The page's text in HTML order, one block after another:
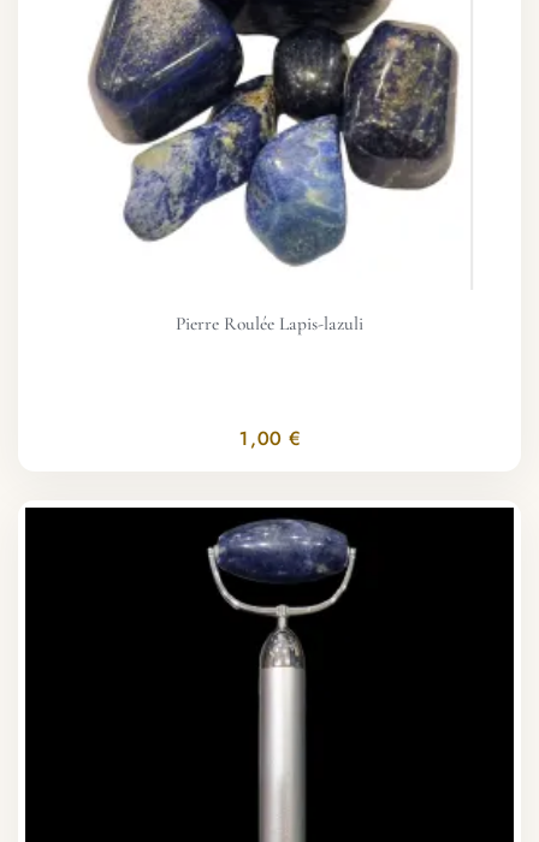
Pierre Roulée Lapis-lazuli
1,00 €